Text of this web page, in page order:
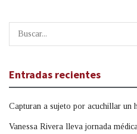
Entradas recientes
Capturan a sujeto por acuchillar un
Vanessa Rivera lleva jornada